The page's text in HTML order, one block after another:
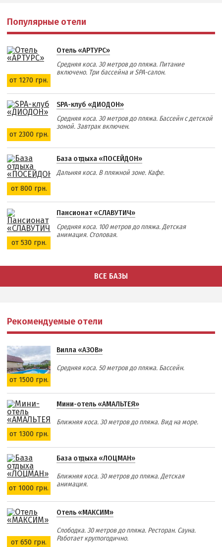
Популярные отели
от 1270 грн.
Отель «АРТУРС»
Средняя коса. 30 метров до пляжа. Питание
включено. Три бассейна и SPA-салон.
от 2300 грн.
SPA-клуб «ДИОДОН»
Средняя коса. 30 метров до пляжа. Бассейн с детской
зоной. Завтрак включен.
от 800 грн.
База отдыха «ПОСЕЙДОН»
Дальняя коса. В пляжной зоне. Кафе.
от 530 грн.
Пансионат «СЛАВУТИЧ»
Средняя коса. 100 метров до пляжа. Детская
анимация. Столовая.
ВСЕ БАЗЫ
Рекомендуемые отели
от 1500 грн.
Вилла «АЗОВ»
Средняя коса. 50 метров до пляжа. Бассейн.
от 1300 грн.
Мини-отель «АМАЛЬТЕЯ»
Ближняя коса. 30 метров до пляжа. Вид на море.
от 1000 грн.
База отдыха «ЛОЦМАН»
Ближняя коса. 30 метров до пляжа. Детская
анимация.
от 650 грн.
Отель «МАКСИМ»
Слободка. 30 метров до пляжа. Ресторан. Сауна.
Работает круглогодично.